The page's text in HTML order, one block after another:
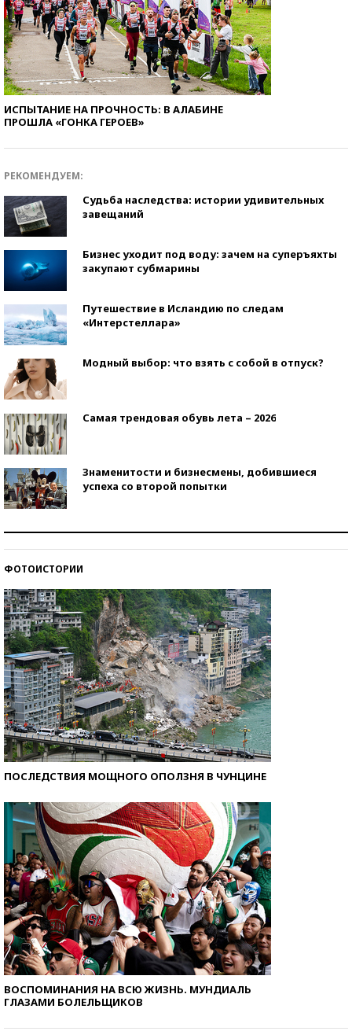
ИСПЫТАНИЕ НА ПРОЧНОСТЬ: В АЛАБИНЕ
ПРОШЛА «ГОНКА ГЕРОЕВ»
РЕКОМЕНДУЕМ:
Судьба наследства: истории удивительных
завещаний
Бизнес уходит под воду: зачем на суперъяхты
закупают субмарины
Путешествие в Исландию по следам
«Интерстеллара»
Модный выбор: что взять с собой в отпуск?
Самая трендовая обувь лета – 2026
Знаменитости и бизнесмены, добившиеся
успеха со второй попытки
ФОТОИСТОРИИ
ПОСЛЕДСТВИЯ МОЩНОГО ОПОЛЗНЯ В ЧУНЦИНЕ
ВОСПОМИНАНИЯ НА ВСЮ ЖИЗНЬ. МУНДИАЛЬ
ГЛАЗАМИ БОЛЕЛЬЩИКОВ